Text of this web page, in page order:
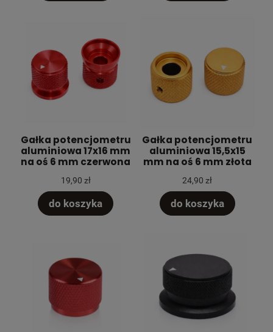
Gałka potencjometru
aluminiowa 17x16 mm
na oś 6 mm czerwona
19,90 zł
do koszyka
Gałka potencjometru
aluminiowa 15,5x15
mm na oś 6 mm złota
24,90 zł
do koszyka